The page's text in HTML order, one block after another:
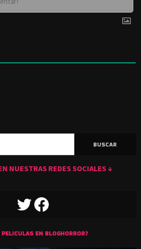
NUESTRAS REDES SOCIALES ↓
TWITTERFACEBOOK
EN BLOGHORROR?